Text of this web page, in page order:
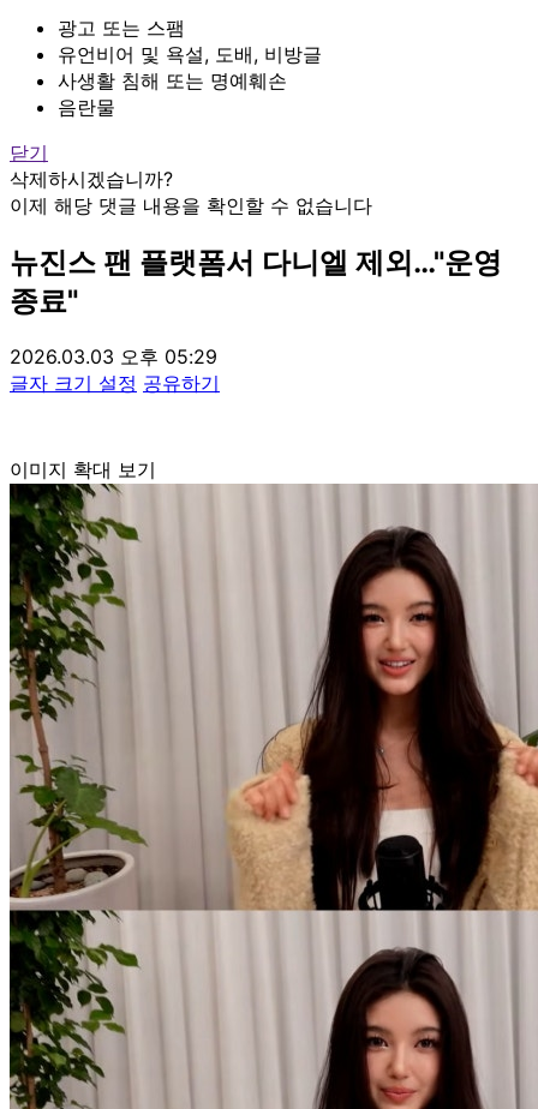
광고 또는 스팸
유언비어 및 욕설, 도배, 비방글
사생활 침해 또는 명예훼손
음란물
닫기
삭제하시겠습니까?
이제 해당 댓글 내용을 확인할 수 없습니다
뉴진스 팬 플랫폼서 다니엘 제외…"운영
종료"
2026.03.03 오후 05:29
글자 크기 설정 공유하기
이미지 확대 보기